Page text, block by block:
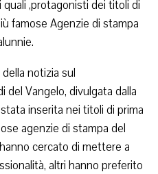
quali ,protagonisti dei titoli di
famose Agenzie di stampa
notizia sul
del Vangelo, divulgata dalla
inserita nei titoli di prima
agenzie di stampa del
cercato di mettere a
altri hanno preferito